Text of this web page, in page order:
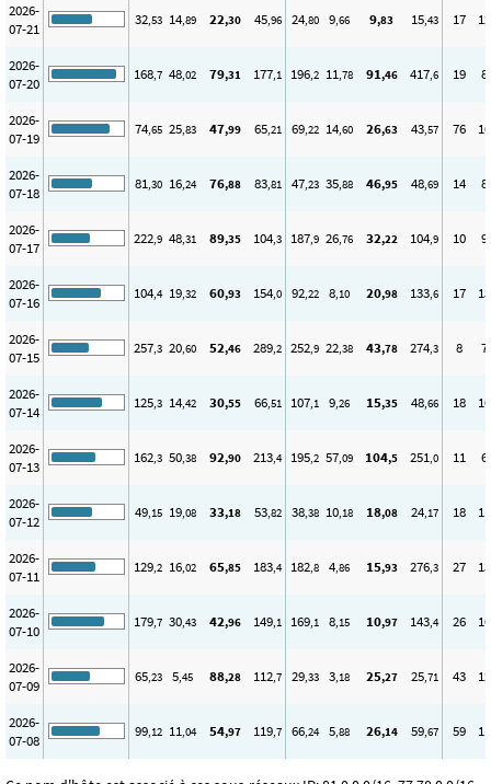
2026-
07-21
32,53 14,89 22,30 45,96 24,80 9,66 9,83 15,43 17 12
2026-
07-20
168,7 48,02 79,31 177,1 196,2 11,78 91,46 417,6 19 8
2026-
07-19
74,65 25,83 47,99 65,21 69,22 14,60 26,63 43,57 76 10
2026-
07-18
81,30 16,24 76,88 83,81 47,23 35,88 46,95 48,69 14 8
2026-
07-17
222,9 48,31 89,35 104,3 187,9 26,76 32,22 104,9 10 9
2026-
07-16
104,4 19,32 60,93 154,0 92,22 8,10 20,98 133,6 17 13
2026-
07-15
257,3 20,60 52,46 289,2 252,9 22,38 43,78 274,3 8 7
2026-
07-14
125,3 14,42 30,55 66,51 107,1 9,26 15,35 48,66 18 10
2026-
07-13
162,3 50,38 92,90 213,4 195,2 57,09 104,5 251,0 11 6
2026-
07-12
49,15 19,08 33,18 53,82 38,38 10,18 18,08 24,17 18 11
2026-
07-11
129,2 16,02 65,85 183,4 182,8 4,86 15,93 276,3 27 13
2026-
07-10
179,7 30,43 42,96 149,1 169,1 8,15 10,97 143,4 26 10
2026-
07-09
65,23 5,45 88,28 112,7 29,33 3,18 25,27 25,71 43 12
2026-
07-08
99,12 11,04 54,97 119,7 66,24 5,88 26,14 59,67 59 11